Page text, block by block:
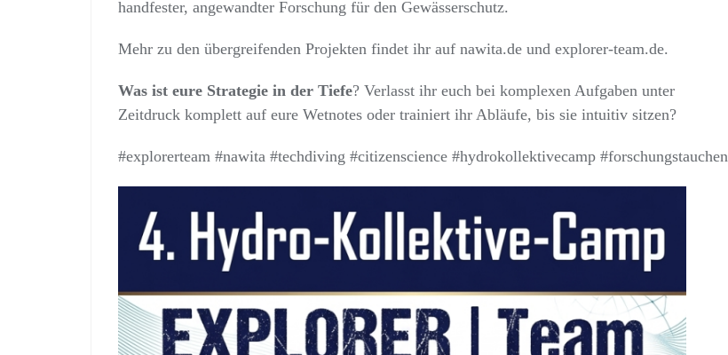
handfester, angewandter Forschung für den Gewässerschutz.
Mehr zu den übergreifenden Projekten findet ihr auf nawita.de und explorer-team.de.
Was ist eure Strategie in der Tiefe? Verlasst ihr euch bei komplexen Aufgaben unter
Zeitdruck komplett auf eure Wetnotes oder trainiert ihr Abläufe, bis sie intuitiv sitzen?
#explorerteam #nawita #techdiving #citizenscience #hydrokollektivecamp #forschungstauchen